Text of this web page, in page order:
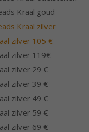
Kraal goud
Kraal zilver
zilver 105 €
zilver 119€
zilver 29 €
zilver 39 €
zilver 49 €
zilver 59 €
zilver 69 €